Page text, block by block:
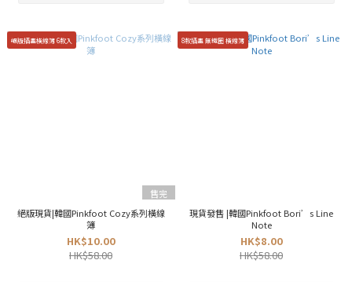
絕版插畫橫線簿 6款入
售完
絕版現貨|韓國Pinkfoot Cozy系列橫線
簿
HK$10.00
HK$58.00
8款插畫 無鐵圈 橫線簿
現貨發售 |韓國Pinkfoot Bori’s Line
Note
HK$8.00
HK$58.00